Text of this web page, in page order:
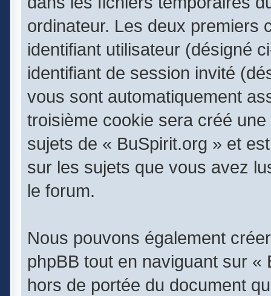
ordinateur. Les deux premiers
identifiant utilisateur (désigné
identifiant de session invité
vous sont automatiquement
troisième cookie sera créé
sujets de « BuSpirit.org » et
sur les sujets que vous avez
le forum.
Nous pouvons également
phpBB tout en naviguant sur
hors de portée du document